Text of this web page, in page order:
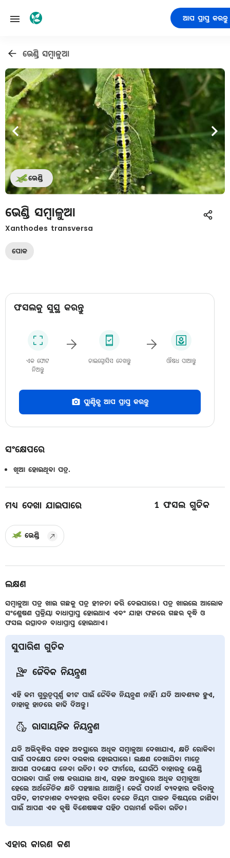
ଆପ ପ୍ରାପ୍ତ କରନ୍ତୁ
ଭେଣ୍ଡି ସମ୍ବାଳୁଆ
ଭେଣ୍ଡି
ଭେଣ୍ଡି ସମ୍ବାଳୁଆ
Xanthodes transversa
ପୋକ
ଫସଲକୁ ସୁସ୍ଥ କରନ୍ତୁ
ଏକ ଫୋଟ
ନିଅନ୍ତୁ
ଡାଇଗ୍ନୋସିସ ଦେଖନ୍ତୁ ଔଷଧ ପାଆନ୍ତୁ
ପ୍ଲାଣ୍ଟିକ୍ସ ଆପ ପ୍ରାପ୍ତ କରନ୍ତୁ
ସଂକ୍ଷେପରେ
ଖିଆ ହୋଇଥିବା ପତ୍ର.
ମଧ୍ୟ ଦେଖା ଯାଇପାରେ 1 ଫସଲ ଗୁଡିକ
ଭେଣ୍ଡି
ଲକ୍ଷଣ
ସମ୍ବାଳୁଆ ପତ୍ର ଖାଇ ଗଛକୁ ପତ୍ର ହୀନତା କରି ଦେଇପାରେ। ପତ୍ର ଖାଇଲେ ଆଲୋକ
ସଂଶ୍ଳେଷଣ ପ୍ରକ୍ରିୟା ବାଧାପ୍ରାପ୍ତ ହୋଇଥାଏ ଏବଂ ଯାହା ଫଳରେ ଗଛର ବୃଦ୍ଧି ଓ
ଫସଲ ଉତ୍ପାଦନ ବାଧାପ୍ରାପ୍ତ ହୋଇଥାଏ।
ସୁପାରିଶ ଗୁଡିକ
ଜୈବିକ ନିୟନ୍ତ୍ରଣ
ଏହି କମ ଗୁରୁତ୍ୱପୂର୍ଣ୍ଣ କୀଟ ପାଇଁ ଜୈବିକ ନିୟନ୍ତ୍ରଣ ନାହିଁ। ଯଦି ଆବଶ୍ୟକ ହୁଏ,
ତାହାକୁ ହାତରେ କାଢି ଦିଅନ୍ତୁ।
ରାସାୟନିକ ନିୟନ୍ତ୍ରଣ
ଯଦି ଅଭିବୃଦ୍ଧିର ସହଳ ଅବସ୍ଥାରେ ଅଧିକ ସମ୍ବାଳୁଆ ଦେଖାଯାଏ, କ୍ଷତି ରୋକିବା
ପାଇଁ ପଦକ୍ଷେପ ନେବା ଦରକାର ହୋଇପାରେ। ଲକ୍ଷଣ ଦେଖାଯିବା ମାତ୍ରେ
ଆପଣ ପଦକ୍ଷେପ ନେବା ଉଚିତ। ବଡ ଫାର୍ମରେ, ଯେଉଁଠି ବାହାରକୁ ଭେଣ୍ଡି
ପଠାଇବା ପାଇଁ ଚାଷ କରାଯାଇ ଥାଏ, ସହଳ ଅବସ୍ଥାରେ ଅଧିକ ସମ୍ବାଳୁଆ
ହେଲେ ଅର୍ଥନୈତିକ କ୍ଷତି ପହଞ୍ଚାଇ ଥାଆନ୍ତି। କେଉଁ ପଦାର୍ଥ ବ୍ୟବହାର କରିବାକୁ
ପଡିବ, କୀଟନାଶକ ବ୍ୟବହାର କରିବା ବେଳେ ନିୟମ ପାଳନ ବିଷୟରେ ଜାଣିବା
ପାଇଁ ଆପଣ ଏକ କୃଷି ବିଶେଷଜ୍ଞଙ୍କ ସହିତ ପରାମର୍ଶ କରିବା ଉଚିତ।
ଏହାର କାରଣ କଣ